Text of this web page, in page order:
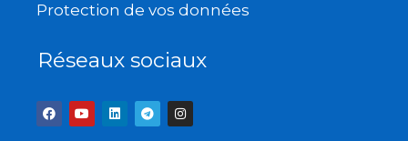
Protection de vos données
Réseaux sociaux
F
a
c
Y
o
u
L
i
T
e
l
I
n
s